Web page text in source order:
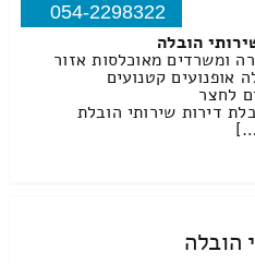
054-2298322
הובלה
ומשרדים מאוכלסות אזור
אופנועים קטנועים
לחצר
דירות שירותי הובלת
הובלה